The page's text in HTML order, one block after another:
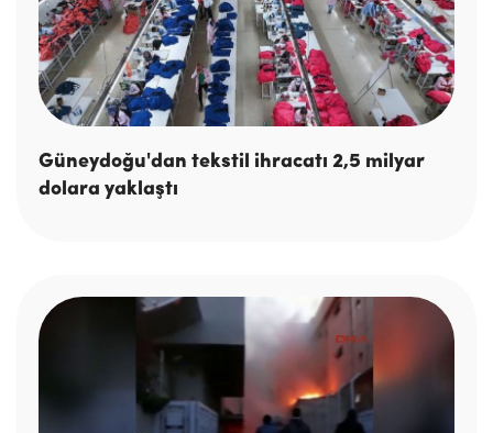
Güneydoğu'dan tekstil ihracatı 2,5 milyar
dolara yaklaştı